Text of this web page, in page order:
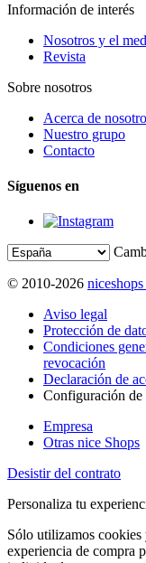
Información de interés
Nosotros y el
Revista
Sobre nosotros
Acerca de
Nuestro grupo
Contacto
Síguenos en
© 2010-2026
Aviso legal
Protección de
Condiciones
revocación
Declaración de
Configuración de
Empresa
Otras nice Shops
Desistir del contrato
Personaliza tu
Sólo utilizamos cookies
experiencia de compra